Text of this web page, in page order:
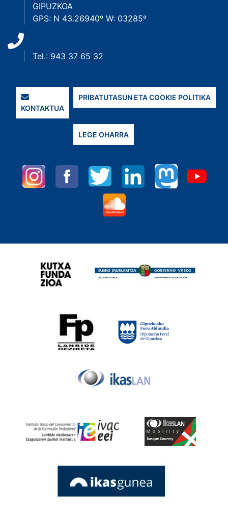
GIPUZKOA
GPS: N 43.26940º W: 03285º
Tel.: 943 37 65 32
KONTAKTUA
PRIBATUTASUN ETA COOKIE POLITIKA
LEGE OHARRA